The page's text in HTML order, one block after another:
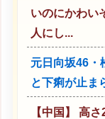
いのにかわい
人にし...
元日向坂46・
と下痢が止ま
【中国】 高